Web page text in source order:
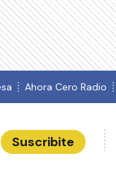
Ahora Cero Radio
Suscribite